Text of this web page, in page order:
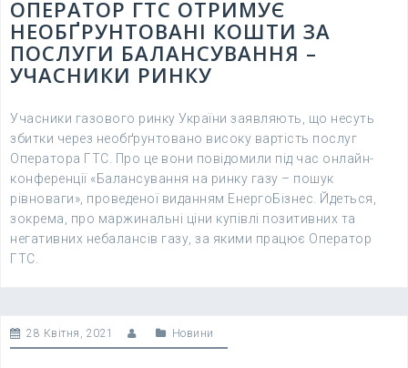
ОПЕРАТОР ГТС ОТРИМУЄ
НЕОБҐРУНТОВАНІ КОШТИ ЗА
ПОСЛУГИ БАЛАНСУВАННЯ –
УЧАСНИКИ РИНКУ
Учасники газового ринку України заявляють, що несуть
збитки через необґрунтовано високу вартість послуг
Оператора ГТС. Про це вони повідомили під час онлайн-
конференції «Балансування на ринку газу – пошук
рівноваги», проведеної виданням ЕнергоБізнес. Йдеться,
зокрема, про маржинальні ціни купівлі позитивних та
негативних небалансів газу, за якими працює Оператор
ГТС.
28 Квітня, 2021 Новини